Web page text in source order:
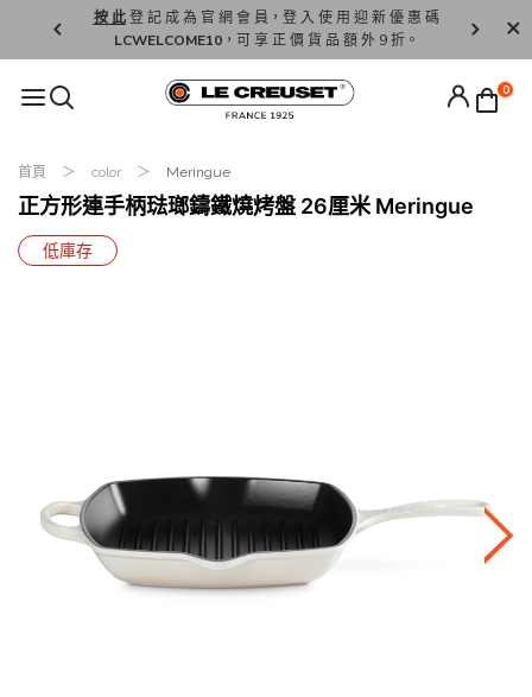
按 此登 記 成 為 官 網 會 員，登 入 使 用 迎 新 優 惠 碼
LCWELCOME10，可 享 正 價 貨 品 額 外 9 折。
香 港 / 澳
0
首頁 color Meringue
正方形連手柄琺瑯鑄鐵燒烤盤 26厘米 Meringue
低庫存